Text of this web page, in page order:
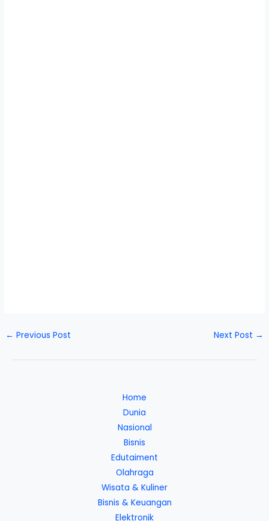
← Previous Post Next Post →
Home
Dunia
Nasional
Bisnis
Edutaiment
Olahraga
Wisata & Kuliner
Bisnis & Keuangan
Elektronik